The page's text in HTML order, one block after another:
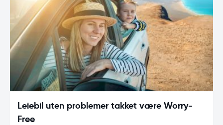
Leiebil uten problemer takket være Worry-
Free